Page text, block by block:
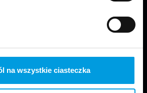
na wszystkie ciasteczka
SWPS.